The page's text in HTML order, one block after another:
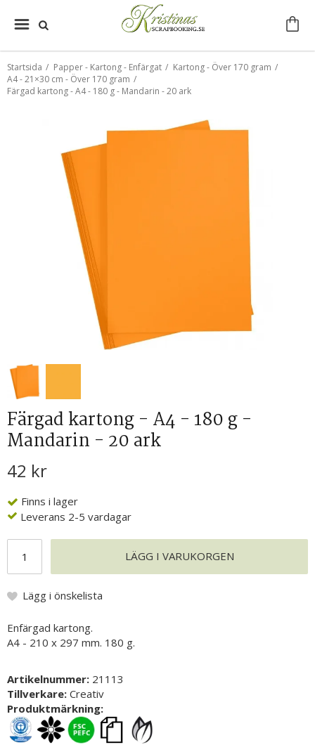
Startsida / Papper - Kartong - Enfärgat / Kartong - Över 170 gram /
A4 - 21×30 cm - Över 170 gram /
Färgad kartong - A4 - 180 g - Mandarin - 20 ark
Färgad kartong - A4 - 180 g -
Mandarin - 20 ark
42 kr
Finns i lager
Leverans 2-5 vardagar
LÄGG I VARUKORGEN
Lägg i önskelista
Enfärgad kartong.
A4 - 210 x 297 mm. 180 g.
Artikelnummer: 21113
Tillverkare: Creativ
Produktmärkning: